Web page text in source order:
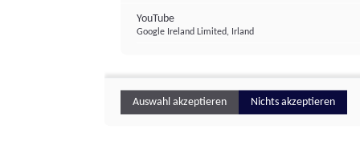
YouTube
Google Ireland Limited, Irland
Auswahl akzeptieren Nichts akzeptieren